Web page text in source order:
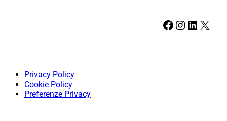
Facebook Instagram LinkedIn X
Privacy Policy
Cookie Policy
Preferenze Privacy